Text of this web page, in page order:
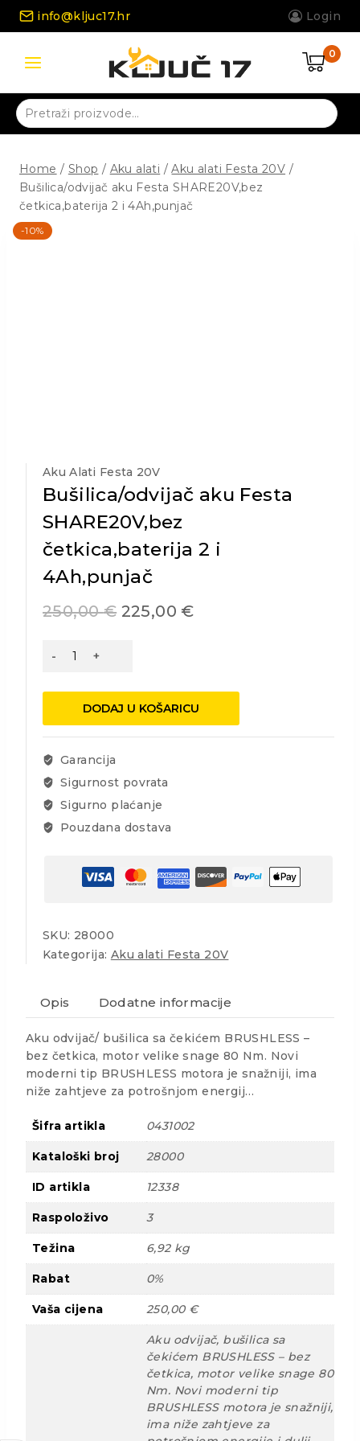
Skip
info@kljuc17.hr Login
0
Pretraži:
Home / Shop / Aku alati / Aku alati Festa 20V /
Bušilica/odvijač aku Festa SHARE20V,bez
četkica,baterija 2 i 4Ah,punjač
-10%
Aku Alati Festa 20V
Bušilica/odvijač aku Festa
SHARE20V,bez
četkica,baterija 2 i
4Ah,punjač
250,00€ 225,00 €
Bušilica/odvijač
SHARE20V,bez
2
i
količina
DODAJ U KOŠARICU
Garancija
Sigurnost povrata
Sigurno plaćanje
Pouzdana dostava
SKU: 28000
Kategorija: Aku alati Festa 20V
Opis Dodatne informacije
Aku odvijač/ bušilica sa čekićem BRUSHLESS –
bez četkica, motor velike snage 80 Nm. Novi
moderni tip BRUSHLESS motora je snažniji, ima
niže zahtjeve za potrošnjom energij…
Šifra artikla 0431002
Kataloški broj 28000
ID artikla 12338
Raspoloživo 3
Težina 6,92 kg
Rabat 0%
Vaša cijena 250,00 €
Aku odvijač, bušilica sa
čekićem BRUSHLESS – bez
četkica, motor velike snage 80
Nm. Novi moderni tip
BRUSHLESS motora je snažniji,
ima niže zahtjeve za